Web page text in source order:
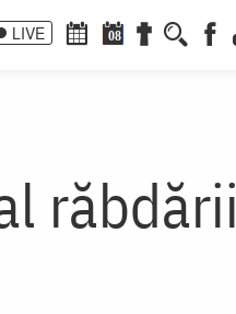
LIVE 08
răbdării